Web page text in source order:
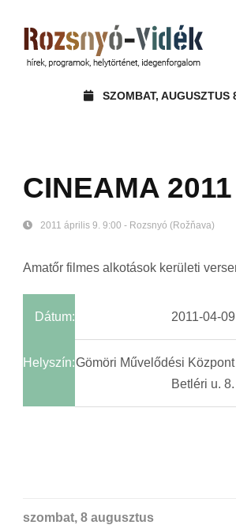
SZOMBAT, AUGUSZTUS
CINEAMA 2011
2011 április 9. 9:00 - Rozsnyó (Rožňava)
Amatőr filmes alkotások kerületi
Dátum: 2011-04-09
Helyszín:Gömöri Művelődési
Betléri u. 8.
szombat, 8 augusztus